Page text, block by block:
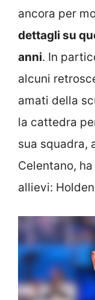
ancora per
dettagli su
anni. In
alcuni
amati della
la cattedra
sua squadra,
Celentano,
allievi: